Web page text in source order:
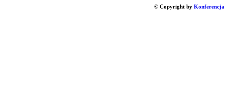
© Copyright by Konferencja